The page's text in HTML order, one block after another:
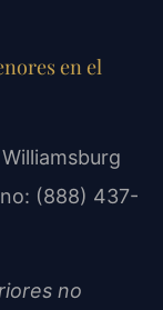
en el
(888) 437-
no